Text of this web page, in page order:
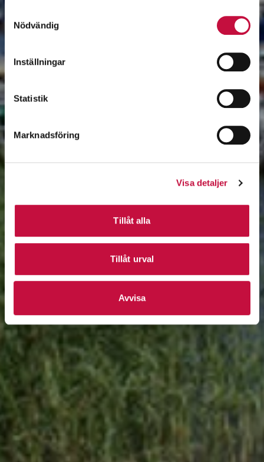
Nödvändig
Inställningar
Statistik
Marknadsföring
Visa detaljer
Tillåt alla
Tillåt urval
Avvisa